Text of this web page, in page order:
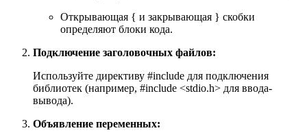
Открывающая { и закрывающая } скобки
определяют блоки кода.
Подключение заголовочных файлов:
Используйте директиву #include для подключения
библиотек (например, #include <stdio.h> для ввода-
вывода).
Объявление переменных: